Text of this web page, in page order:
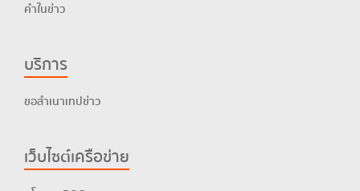
คำในข่าว
บริการ
ขอสำเนาเทปข่าว
เว็บไซต์เครือข่าย